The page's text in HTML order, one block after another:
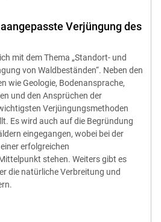
Verjüngung des
mit dem Thema „Standort- und
von Waldbeständen“. Neben den
wie Geologie, Bodenansprache,
und den Ansprüchen der
Verjüngungsmethoden
Es wird auch auf die Begründung
eingegangen, wobei bei der
erfolgreichen
stehen. Weiters gibt es
die natürliche Verbreitung und